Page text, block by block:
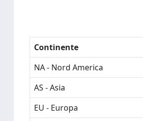
Continente
NA - Nord America
AS - Asia
EU - Europa